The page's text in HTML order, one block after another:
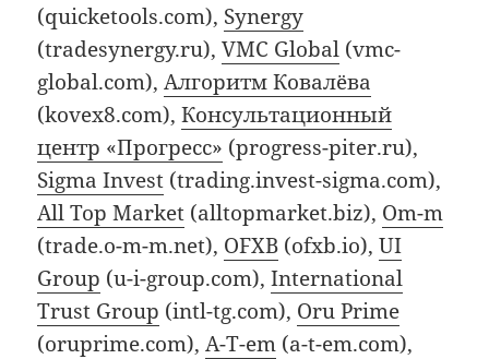
(quicketools.com), Synergy
(tradesynergy.ru),VMC Global (vmc-
global.com),Алгоритм Ковалёва
(kovex8.com),Консультационный
центр «Прогресс» (progress-piter.ru),
Sigma Invest (trading.invest-sigma.com),
All Top Market (alltopmarket.biz), Om-m
(trade.o-m-m.net), OFXB (ofxb.io),UI
Group (u-i-group.com),International
Trust Group (intl-tg.com), Oru Prime
(oruprime.com),A-T-em (a-t-em.com),